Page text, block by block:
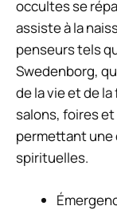
occultes se
assiste à la
penseurs tels
Swedenborg,
de la vie et de
salons, foires
permettant une
spirituelles.